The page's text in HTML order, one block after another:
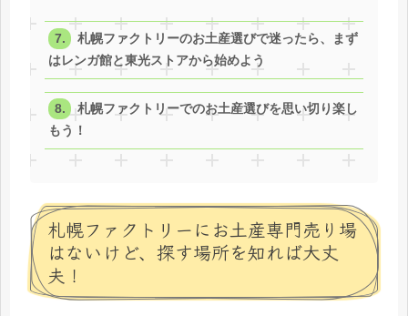
札幌ファクトリーのお土産選びで迷ったら、まず
はレンガ館と東光ストアから始めよう
札幌ファクトリーでのお土産選びを思い切り楽し
もう！
札幌ファクトリーにお土産専門売り場
はないけど、探す場所を知れば大丈
夫！